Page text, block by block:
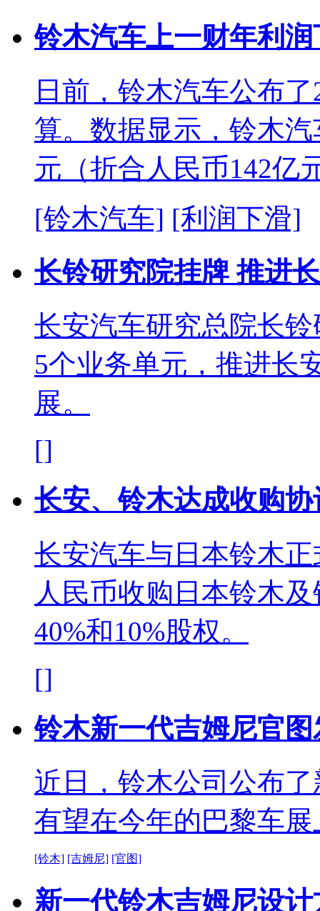
铃木汽车上一财年利
日前，铃木汽车公布
算。数据显示，铃木
元（折合人民币142亿
[铃木汽车] [利润下滑]
长铃研究院挂牌 推进
长安汽车研究总院长
5个业务单元，推进长
展。
[]
长安、铃木达成收购
长安汽车与日本铃木
人民币收购日本铃木
40%和10%股权。
[]
铃木新一代吉姆尼官图
近日，铃木公司公布
有望在今年的巴黎车
[铃木] [吉姆尼] [官图]
新一代铃木吉姆尼设